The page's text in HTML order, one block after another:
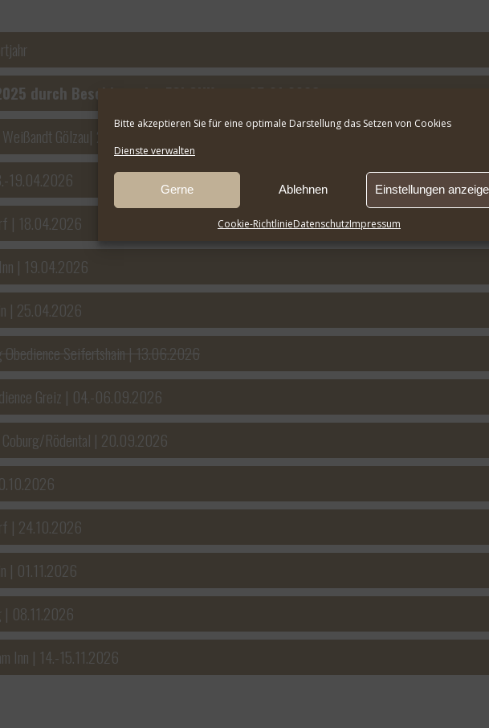
Bitte akzeptieren Sie für eine optimale Darstellung das Setzen von Cookies
Dienste verwalten
Gerne Ablehnen Einstellungen
Cookie-RichtlinieDatenschutzImpressum
durch Beschluss der FCI GHK vom 05.01.2026
Gölzau| 29.03.2026
19.04.2026
| 18.04.2026
| 19.04.2026
| 25.04.2026
Obedience Seifertshain | 13.06.2026
Greiz | 04.-06.09.2026
Coburg/Rödental | 20.09.2026
| 24.10.2026
| 01.11.2026
| 08.11.2026
Inn | 14.-15.11.2026